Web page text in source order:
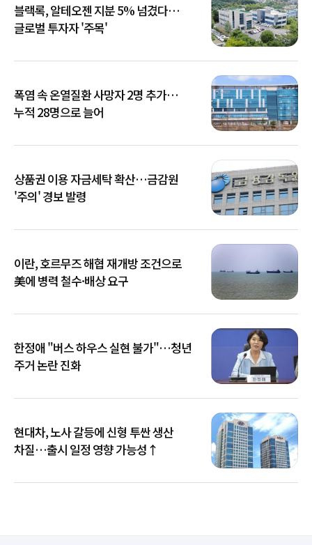
블랙록, 알테오젠 지분 5% 넘겼다…
글로벌 투자자 '주목'
폭염 속 온열질환 사망자 2명 추가…
누적 28명으로 늘어
상품권 이용 자금세탁 확산…금감원
'주의' 경보 발령
이란, 호르무즈 해협 재개방 조건으로
美에 병력 철수·배상 요구
한정애 "버스 하우스 실현 불가"…청년
주거 논란 진화
현대차, 노사 갈등에 신형 투싼 생산
차질…출시 일정 영향 가능성↑